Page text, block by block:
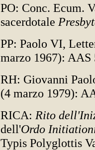
PO: Conc. Ecum.
sacerdotale
PP: Paolo VI,
marzo 1967): AAS
RH: Giovanni
(4 marzo 1979):
RICA: Rito
dell'Ordo
Typis Polyglottis